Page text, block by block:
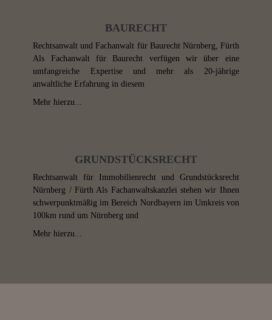
BAURECHT
Rechtsanwalt und Fachanwalt für Baurecht Nürnberg, Fürth
Als Fachanwalt für Baurecht verfügen wir über eine
umfangreiche Expertise und mehr als 20-jährige
anwaltliche Erfahrung in diesem
Mehr hierzu...
GRUNDSTÜCKSRECHT
Rechtsanwalt für Immobilienrecht und Grundstücksrecht
Nürnberg / Fürth Als Fachanwaltskanzlei stehen wir Ihnen
schwerpunktmäßig im Bereich Nordbayern im Umkreis von
100km rund um Nürnberg und
Mehr hierzu...